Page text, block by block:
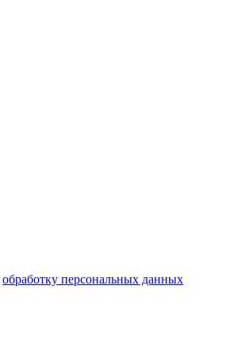
обработку персональных данных